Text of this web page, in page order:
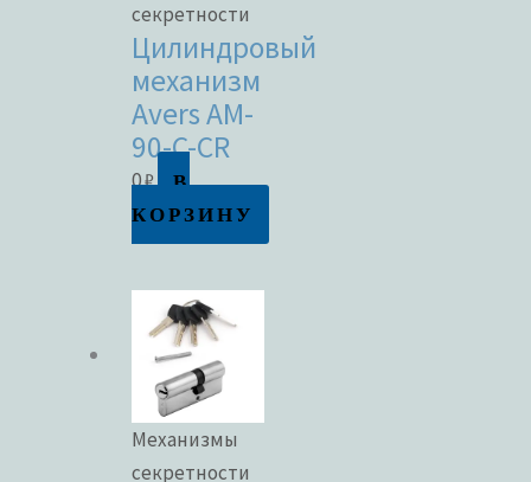
секретности
Цилиндровый
механизм
Avers AM-
90-C-CR
0₽
В
КОРЗИНУ
Механизмы
секретности